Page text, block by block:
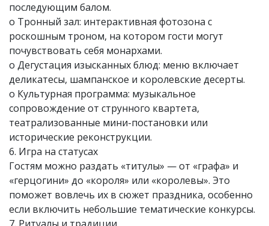
последующим балом.
o Тронный зал: интерактивная фотозона с
роскошным троном, на котором гости могут
почувствовать себя монархами.
o Дегустация изысканных блюд: меню включает
деликатесы, шампанское и королевские десерты.
o Культурная программа: музыкальное
сопровождение от струнного квартета,
театрализованные мини-постановки или
исторические реконструкции.
6. Игра на статусах
Гостям можно раздать «титулы» — от «графа» и
«герцогини» до «короля» или «королевы». Это
поможет вовлечь их в сюжет праздника, особенно
если включить небольшие тематические конкурсы.
7. Ритуалы и традиции